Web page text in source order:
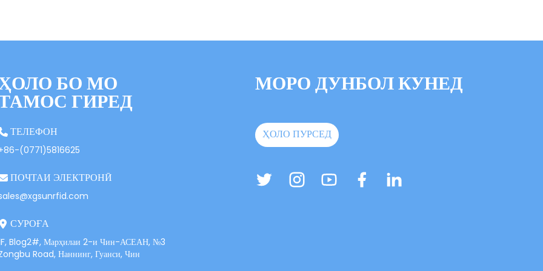
БО МО
ГИРЕД
ТЕЛЕФОН
(0771)5816625
ПОЧТАИ ЭЛЕКТРОНӢ
СУРОҒА
Blog2#, Марҳилаи 2-и Чин-АСЕАН, №3
Road, Наннинг, Гуанси, Чин
МОРО ДУНБОЛ КУНЕД
ҲОЛО ПУРСЕД